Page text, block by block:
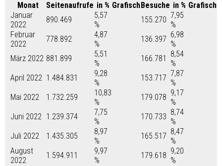
Monat Seitenaufrufe in % GrafischBesuche in % Grafisch
Januar
2022
890.469
5,57
%
155.270 7,95
%
Februar
2022
778.892
4,87
%
136.397 6,98
%
März 2022 881.899
5,51
%
166.781
8,54
%
April 2022 1.484.831
9,28
%
153.717 7,87
%
Mai 2022
1.732.259
10,83
%
179.078 9,17
%
Juni 2022 1.239.374
7,75
%
170.733 8,74
%
Juli 2022
1.435.305
8,97
%
165.517 8,47
%
August
2022
1.594.911
9,97
%
179.618 9,20
%